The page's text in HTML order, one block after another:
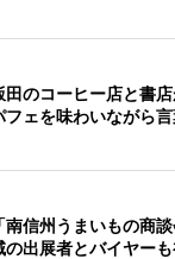
田のコーヒー店と書
フェを味わいながら
「南信州うまいもの商
の出展者とバイヤー